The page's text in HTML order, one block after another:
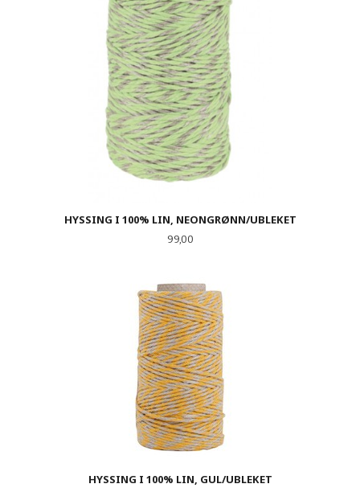
HYSSING I 100% LIN, NEONGRØNN/UBLEKET
Pris
99,00
HYSSING I 100% LIN, GUL/UBLEKET